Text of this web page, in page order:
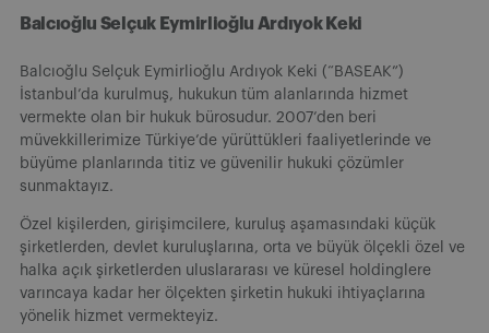
Balcıoğlu Selçuk Eymirlioğlu Ardıyok Keki
Balcıoğlu Selçuk Eymirlioğlu Ardıyok Keki (“BASEAK”)
İstanbul’da kurulmuş, hukukun tüm alanlarında hizmet
vermekte olan bir hukuk bürosudur. 2007’den beri
müvekkillerimize Türkiye’de yürüttükleri faaliyetlerinde ve
büyüme planlarında titiz ve güvenilir hukuki çözümler
sunmaktayız.
Özel kişilerden, girişimcilere, kuruluş aşamasındaki küçük
şirketlerden, devlet kuruluşlarına, orta ve büyük ölçekli özel ve
halka açık şirketlerden uluslararası ve küresel holdinglere
varıncaya kadar her ölçekten şirketin hukuki ihtiyaçlarına
yönelik hizmet vermekteyiz.